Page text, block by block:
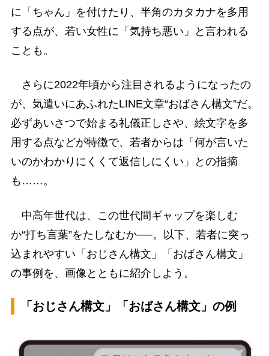
に「ちゃん」を付けたり、半角のカタカナを多用
する点が、若い女性に「気持ち悪い」と言われる
ことも。
さらに2022年頃から注目されるようになったの
が、気遣いにあふれたLINE文章“おばさん構文”だ。
必ずあいさつで始まる礼儀正しさや、絵文字を多
用する点などが特徴で、若者からは「何が言いた
いのかわかりにくくて返信しにくい」との指摘
も……。
中高年世代は、この世代間ギャップを楽しむ
か“打ち言葉”をたしなむか──。以下、若者に突っ
込まれやすい「おじさん構文」「おばさん構文」
の事例を、画像とともに紹介しよう。
「おじさん構文」「おばさん構文」の例